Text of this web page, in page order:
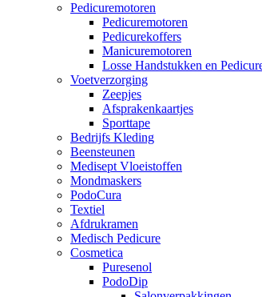
Pedicuremotoren
Pedicuremotoren
Pedicurekoffers
Manicuremotoren
Losse Handstukken en
Voetverzorging
Zeepjes
Afsprakenkaartjes
Sporttape
Bedrijfs Kleding
Beensteunen
Medisept Vloeistoffen
Mondmaskers
PodoCura
Textiel
Afdrukramen
Medisch Pedicure
Cosmetica
Puresenol
PodoDip